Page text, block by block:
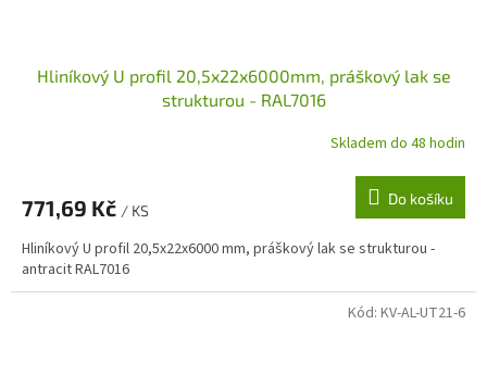
Hliníkový U profil 20,5x22x6000mm, práškový lak se
strukturou - RAL7016
Skladem do 48 hodin
771,69 Kč / KS
Do košíku
Hliníkový U profil 20,5x22x6000 mm, práškový lak se strukturou -
antracit RAL7016
Kód: KV-AL-UT21-6